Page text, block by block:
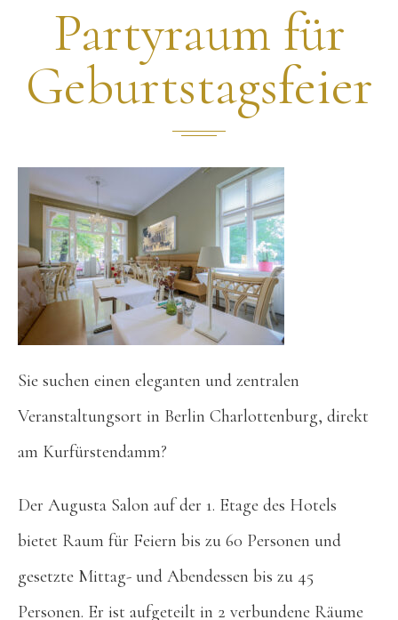
Partyraum für
Geburtstagsfeier
Sie suchen einen eleganten und zentralen
Veranstaltungsort in Berlin Charlottenburg, direkt
am Kurfürstendamm?
Der Augusta Salon auf der 1. Etage des Hotels
bietet Raum für Feiern bis zu 60 Personen und
gesetzte Mittag- und Abendessen bis zu 45
Personen. Er ist aufgeteilt in 2 verbundene Räume